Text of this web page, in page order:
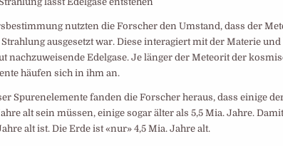
nutzten die Forscher den Umstand, dass der
ausgesetzt war. Diese interagiert mit der Materie
nachzuweisende Edelgase. Je länger der Meteorit der
häufen sich in ihm an.
Spurenelemente fanden die Forscher heraus, dass einige
alt sein müssen, einige sogar älter als 5,5 Mia. Jahre.
alt ist. Die Erde ist «nur» 4,5 Mia. Jahre alt.